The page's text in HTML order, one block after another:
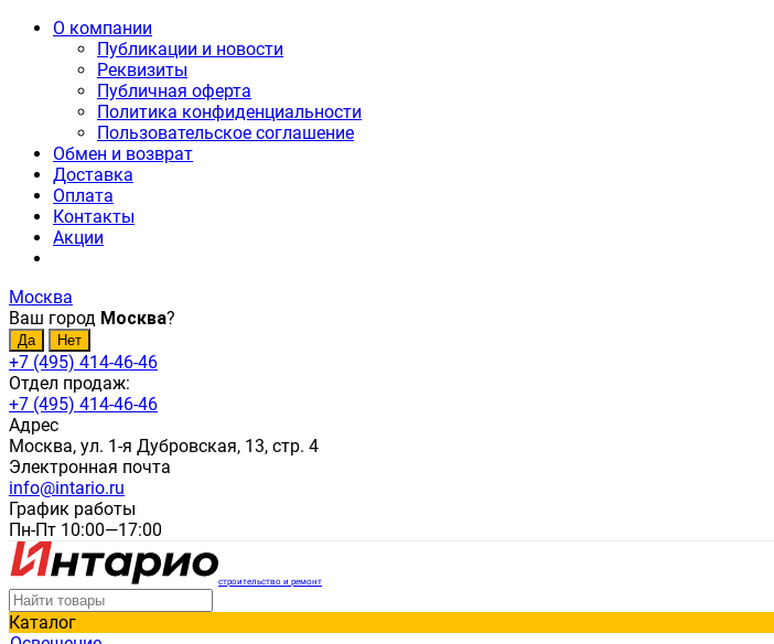
О компании
Публикации и новости
Реквизиты
Публичная оферта
Политика конфиденциальности
Пользовательское соглашение
Обмен и возврат
Доставка
Оплата
Контакты
Акции
Москва
Ваш город Москва?
+7 (495) 414-46-46
Отдел продаж:
+7 (495) 414-46-46
Адрес
Москва, ул. 1-я Дубровская, 13, стр. 4
Электронная почта
info@intario.ru
График работы
Пн-Пт 10:00—17:00
строительство и ремонт
Каталог